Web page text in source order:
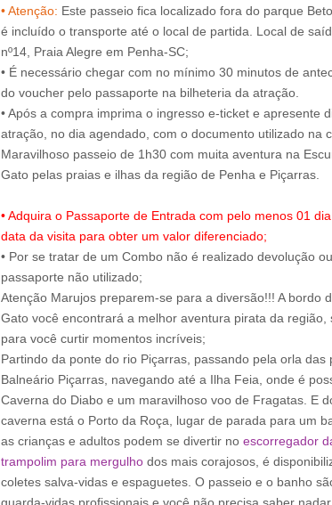
• Atenção: Este passeio fica localizado fora do parque
é incluído o transporte até o local de partida. Local de
nº14, Praia Alegre em Penha-SC;
• É necessário chegar com no mínimo 30 minutos de
do voucher pelo passaporte na bilheteria da atração.
• Após a compra imprima o ingresso e-ticket e apresente
atração, no dia agendado, com o documento utilizado na
Maravilhoso passeio de 1h30 com muita aventura na
• Adquira o Passaporte de Entrada com pelo menos 01
data da visita para obter um valor diferenciado;
• Por se tratar de um Combo não é realizado devolução
passaporte não utilizado;
Atenção Marujos preparem-se para a diversão!!! A bordo
Gato você encontrará a melhor aventura pirata da região,
para você curtir momentos incríveis;
Partindo da ponte do rio Piçarras, passando pela orla das
Balneário Piçarras, navegando até a Ilha Feia, onde é
Caverna do Diabo e um maravilhoso voo de Fragatas. E
caverna está o Porto da Roça, lugar de parada para um
as crianças e adultos podem se divertir no escorregador
trampolim para mergulhodos mais corajosos, é
coletes salva-vidas e espaguetes. O passeio e o banho